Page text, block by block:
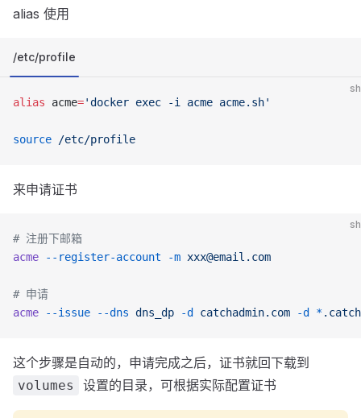
alias 使用
/etc/profile
sh
alias acme='docker exec -i acme acme.sh'
source /etc/profile
来申请证书
sh
# 注册下邮箱
acme --register-account -m xxx@email.com
# 申请
acme --issue --dns dns_dp -d catchadmin.com -d *
这个步骤是自动的，申请完成之后，证书就回下载到
volumes 设置的目录，可根据实际配置证书